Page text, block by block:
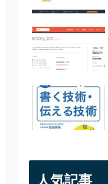
人気記事